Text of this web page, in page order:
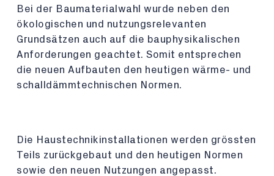
Bei der Baumaterialwahl wurde neben den
ökologischen und nutzungsrelevanten
Grundsätzen auch auf die bauphysikalischen
Anforderungen geachtet. Somit entsprechen
die neuen Aufbauten den heutigen wärme- und
schalldämmtechnischen Normen.
Die Haustechnikinstallationen werden grössten
Teils zurückgebaut und den heutigen Normen
sowie den neuen Nutzungen angepasst.